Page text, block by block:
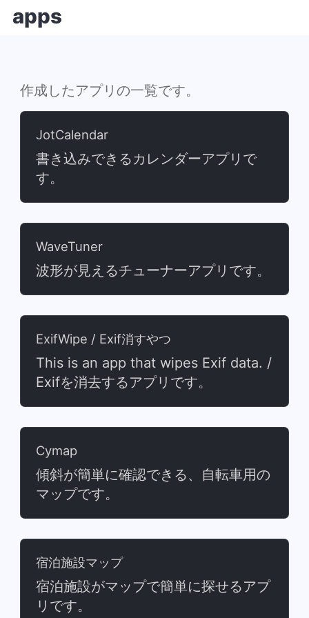
apps
作成したアプリの一覧です。
JotCalendar
書き込みできるカレンダーアプリで
す。
WaveTuner
波形が見えるチューナーアプリです。
ExifWipe / Exif消すやつ
This is an app that wipes Exif data. /
Exifを消去するアプリです。
Cymap
傾斜が簡単に確認できる、自転車用の
マップです。
宿泊施設マップ
宿泊施設がマップで簡単に探せるアプ
リです。